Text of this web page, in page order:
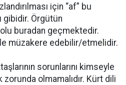
için “af” bu
gibidir. Örgütün
buradan geçmektedir.
müzakere edebilir/etmelidir.
sorunlarını kimseyle
olmamalıdır. Kürt dili